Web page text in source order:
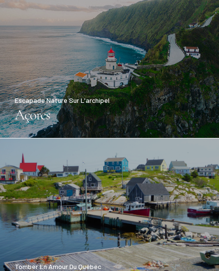
Escapade Nature Sur L'archipel
Açores
Tomber En Amour Du Québec